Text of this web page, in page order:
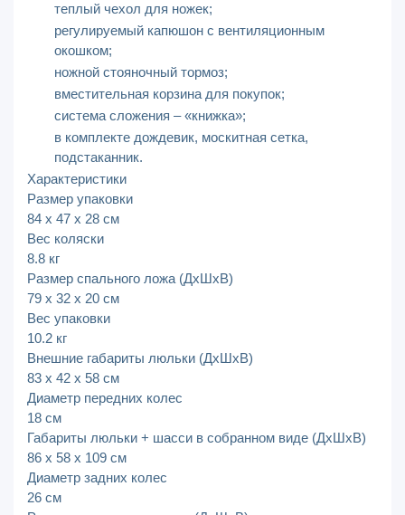
теплый чехол для ножек;
регулируемый капюшон с вентиляционным
окошком;
ножной стояночный тормоз;
вместительная корзина для покупок;
система сложения – «книжка»;
в комплекте дождевик, москитная сетка,
подстаканник.
Характеристики
Размер упаковки
84 х 47 х 28 см
Вес коляски
8.8 кг
Размер спального ложа (ДхШхВ)
79 х 32 х 20 см
Вес упаковки
10.2 кг
Внешние габариты люльки (ДхШхВ)
83 х 42 х 58 см
Диаметр передних колес
18 см
Габариты люльки + шасси в собранном виде (ДхШхВ)
86 х 58 х 109 см
Диаметр задних колес
26 см